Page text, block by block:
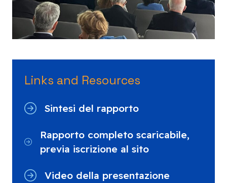
Links and Resources
Sintesi del rapporto
Rapporto completo scaricabile,
previa iscrizione al sito
Video della presentazione